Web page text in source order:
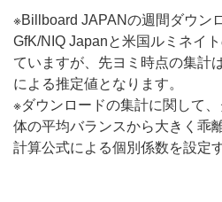
※Billboard JAPANの週間ダウン
GfK/NIQ Japanと米国ルミネイ
ていますが、先ヨミ時点の集計
による推定値となります。
※ダウンロードの集計に関して
体の平均バランスから大きく乖
計算公式による個別係数を設定